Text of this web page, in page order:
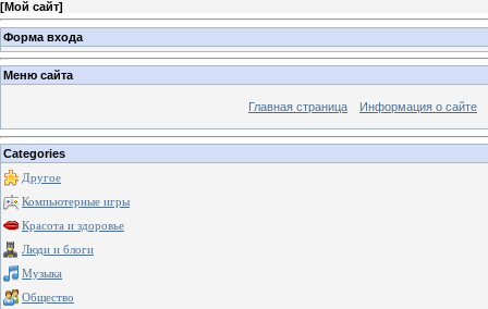
[Мой сайт]
Форма входа
Меню сайта
Главная страница Информация о сайте
Categories
Другое
Компьютерные игры
Красота и здоровье
Люди и блоги
Музыка
Общество